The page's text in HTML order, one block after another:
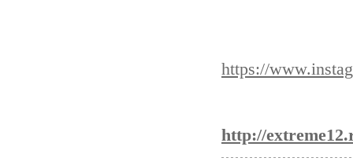
https://
http://